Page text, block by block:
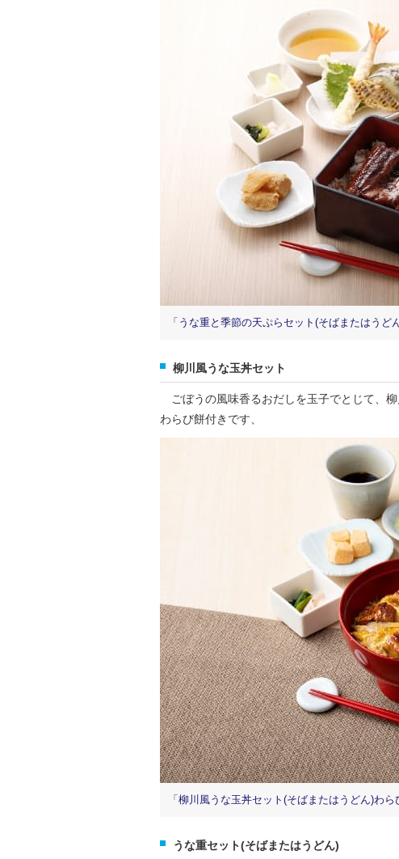
「うな重と季節の天ぷらセット(そばまたはう
柳川風うな玉丼セット
ごぼうの風味香るおだしを玉子でとじて、
わらび餅付きです、
「柳川風うな玉丼セット(そばまたはうどん)わ
うな重セット(そばまたはうどん)